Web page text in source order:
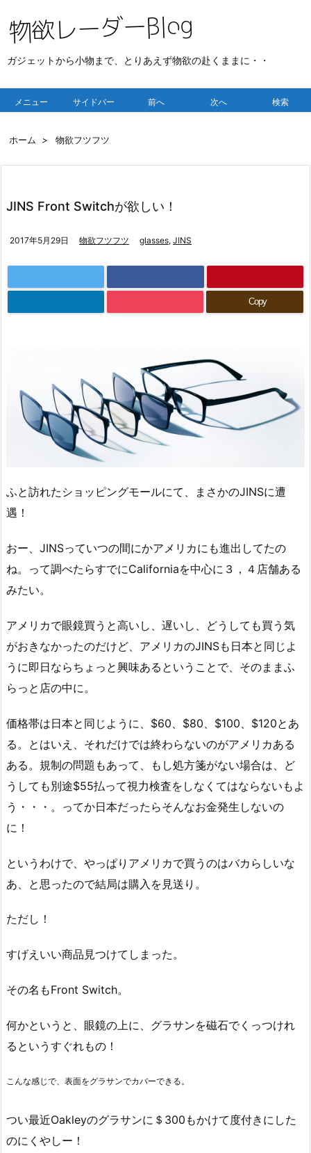
ガジェットから小物まで、とりあえず物欲の赴くままに・・
メニュー サイドバー 前へ 次へ 検索
ホーム > 物欲フツフツ
JINS Front Switchが欲しい！
2017年5月29日 物欲フツフツ glasses, JINS
Copy
ふと訪れたショッピングモールにて、まさかのJINSに遭
遇！
おー、JINSっていつの間にかアメリカにも進出してたの
ね。って調べたらすでにCaliforniaを中心に３，４店舗ある
みたい。
アメリカで眼鏡買うと高いし、遅いし、どうしても買う気
がおきなかったのだけど、アメリカのJINSも日本と同じよ
うに即日ならちょっと興味あるということで、そのままふ
らっと店の中に。
価格帯は日本と同じように、$60、$80、$100、$120とあ
る。とはいえ、それだけでは終わらないのがアメリカある
ある。規制の問題もあって、もし処方箋がない場合は、ど
うしても別途$55払って視力検査をしなくてはならないもよ
う・・・。ってか日本だったらそんなお金発生しないの
に！
というわけで、やっぱりアメリカで買うのはバカらしいな
あ、と思ったので結局は購入を見送り。
ただし！
すげえいい商品見つけてしまった。
その名もFront Switch。
何かというと、眼鏡の上に、グラサンを磁石でくっつけれ
るというすぐれもの！
こんな感じで、表面をグラサンでカバーできる。
つい最近Oakleyのグラサンに＄300もかけて度付きにした
のにくやしー！